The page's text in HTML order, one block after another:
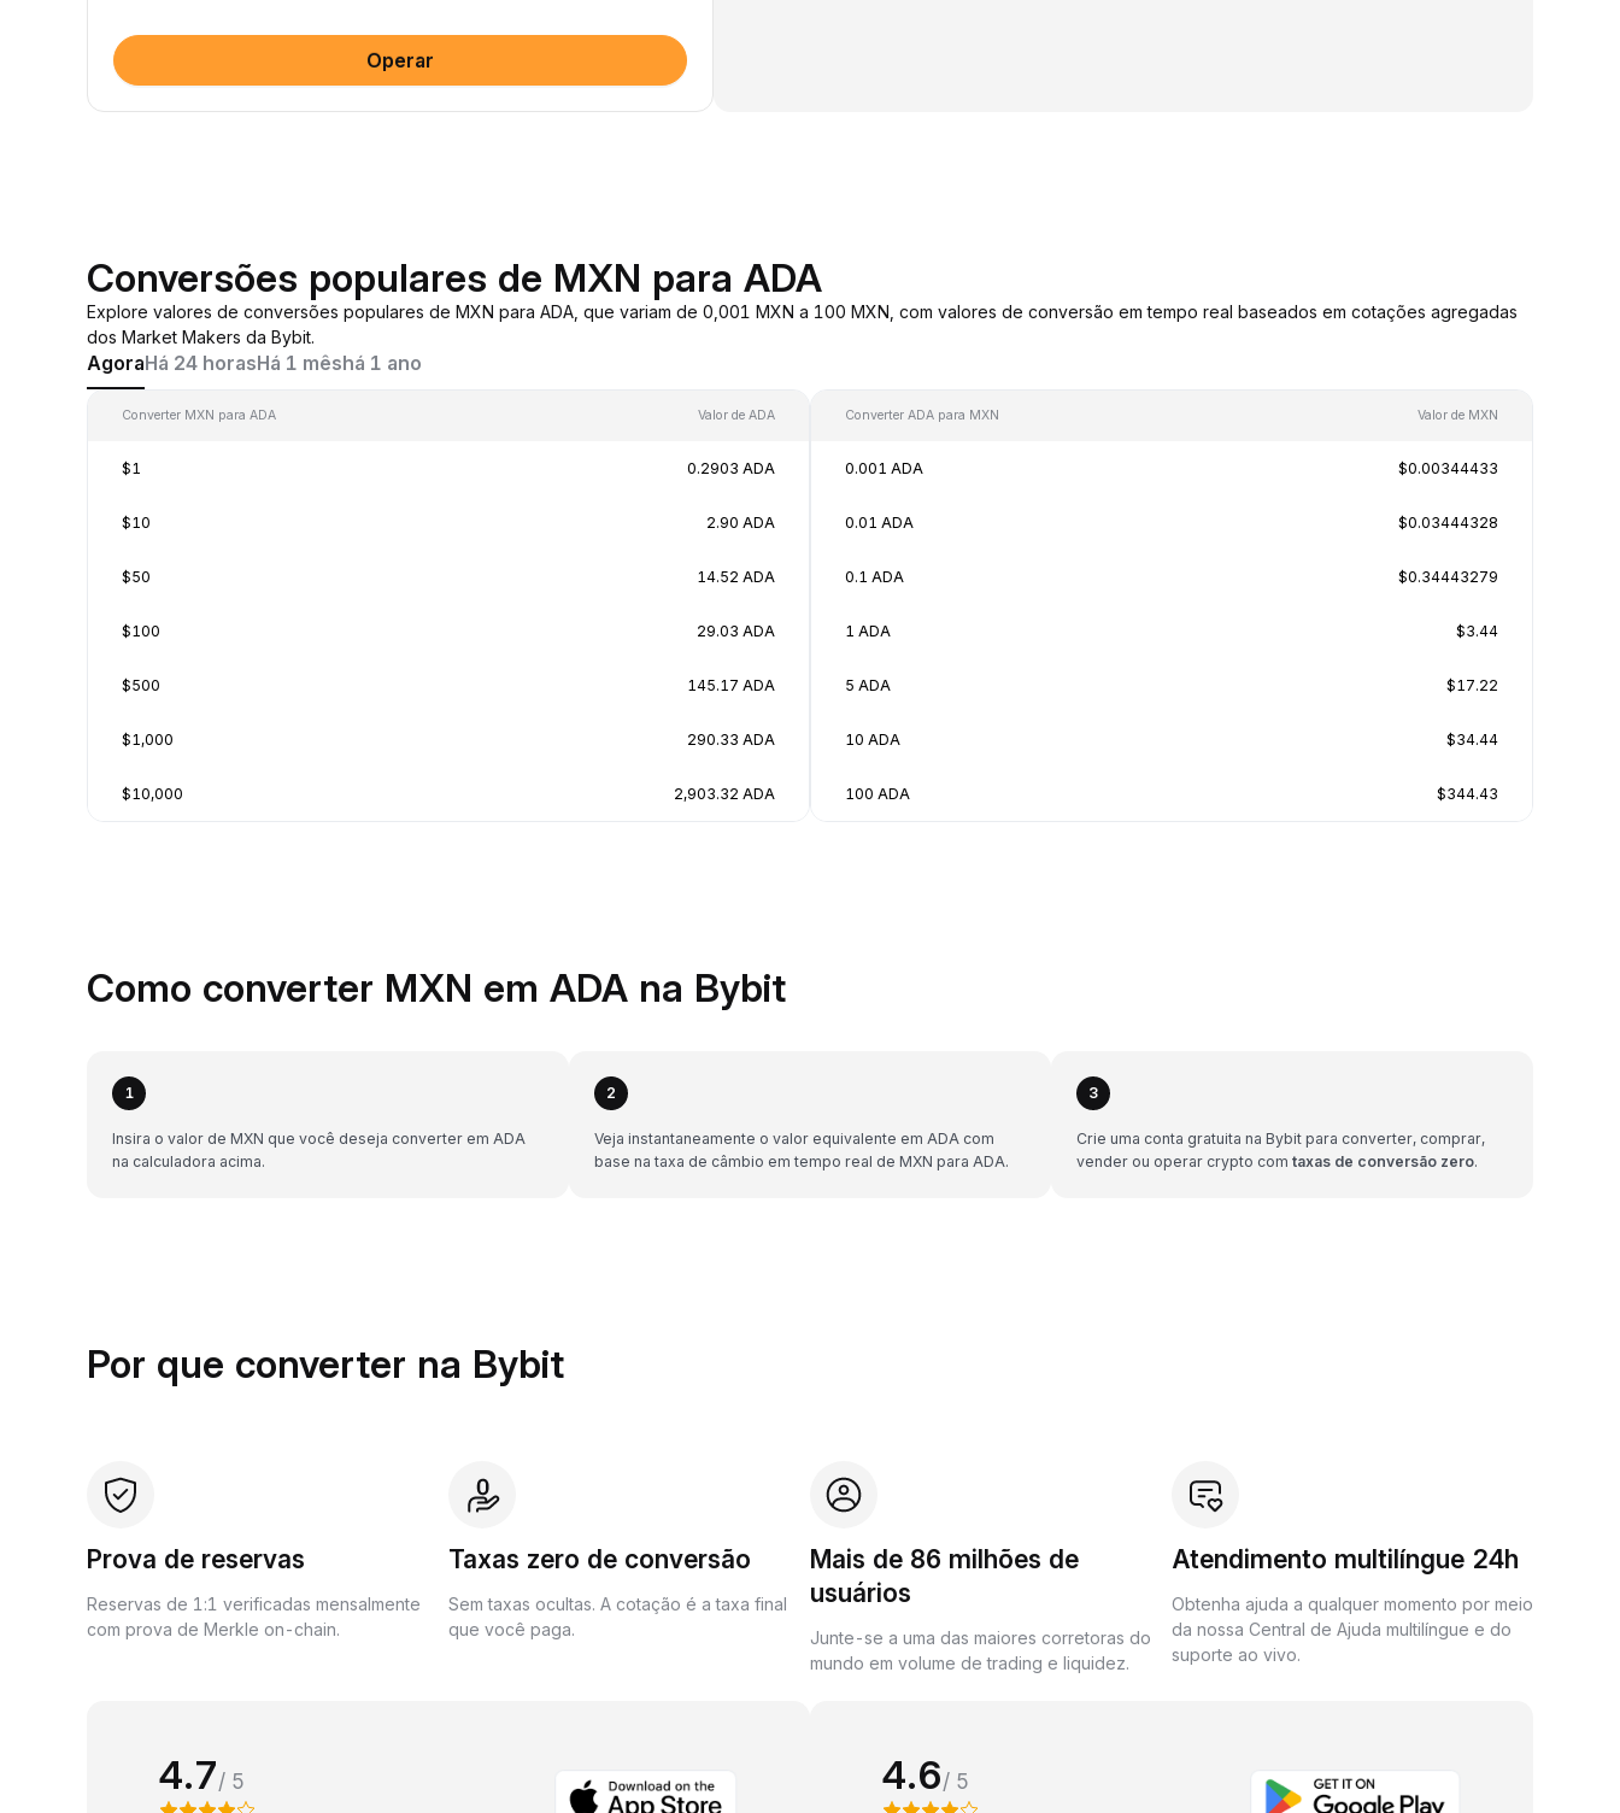
Operar
Conversões populares de MXN para ADA
Explore valores de conversões populares de MXN para ADA, que variam de 0,001 MXN a 100 MXN, com valores de conversão em tempo real baseados em cotações agregadas
dos Market Makers da Bybit.
AgoraHá 24 horasHá 1 mêshá 1 ano
Converter MXN para ADA Valor de ADA
$1 0.2903 ADA
$10 2.90 ADA
$50 14.52 ADA
$100 29.03 ADA
$500 145.17 ADA
$1,000 290.33 ADA
$10,000 2,903.32 ADA
Converter ADA para MXN Valor de MXN
0.001 ADA $0.00344433
0.01 ADA $0.03444328
0.1 ADA $0.34443279
1 ADA $3.44
5 ADA $17.22
10 ADA $34.44
100 ADA $344.43
Como converter MXN em ADA na Bybit
1
Insira o valor de MXN que você deseja converter em ADA
na calculadora acima.
2
Veja instantaneamente o valor equivalente em ADA com
base na taxa de câmbio em tempo real de MXN para ADA.
3
Crie uma conta gratuita na Bybit para converter, comprar,
vender ou operar crypto com taxas de conversão zero.
Por que converter na Bybit
Prova de reservas
Reservas de 1:1 verificadas mensalmente
com prova de Merkle on-chain.
Taxas zero de conversão
Sem taxas ocultas. A cotação é a taxa final
que você paga.
Mais de 86 milhões de
usuários
Junte-se a uma das maiores corretoras do
mundo em volume de trading e liquidez.
Atendimento multilíngue 24h
Obtenha ajuda a qualquer momento por meio
da nossa Central de Ajuda multilíngue e do
suporte ao vivo.
4.7/ 5 4.6/ 5